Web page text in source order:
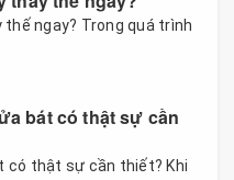
ngay? Trong quá trình
bát có thật sự cần
có thật sự cần thiết? Khi